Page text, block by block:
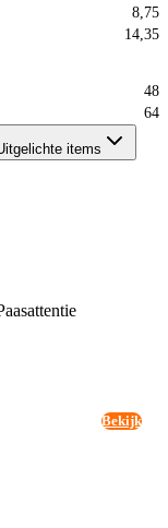
8,75
14,35
48
64
items
Bekijk